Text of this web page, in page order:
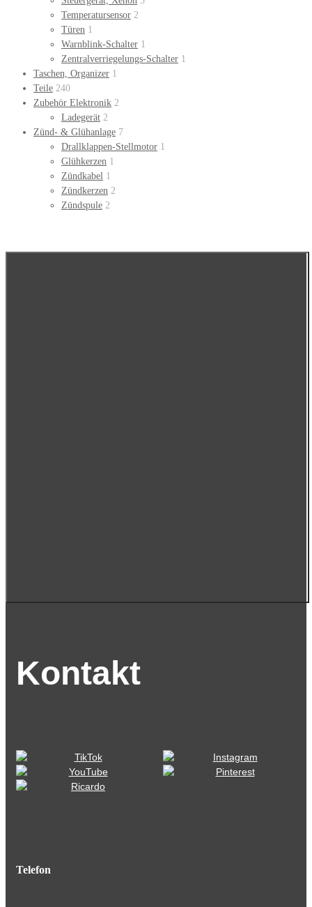
Temperatursensor 2
Türen 1
Warnblink-Schalter 1
Zentralverriegelungs-Schalter 1
Taschen, Organizer 1
Teile 240
Zubehör Elektronik 2
Ladegerät 2
Zünd- & Glühanlage 7
Drallklappen-Stellmotor 1
Glühkerzen 1
Zündkabel 1
Zündkerzen 2
Zündspule 2
Kontakt
Telefon